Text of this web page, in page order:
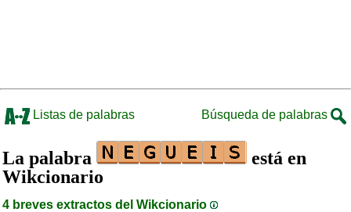
Listas de palabras Búsqueda de palabras
La palabra
está en
Wikcionario
4 breves extractos del Wikcionario